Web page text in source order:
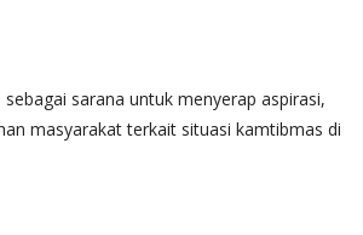
sebagai sarana untuk menyerap aspirasi,
masyarakat terkait situasi kamtibmas di